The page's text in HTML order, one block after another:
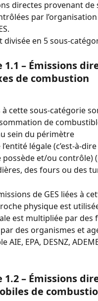
directes provenant de
par
divisée en 5 sous-
1.1 – Émissions
de combustion
à cette sous-catégorie
de
sein du périmètre
légale (c’est-à-dire
possède et/ou contrôle)
des fours ou des
de GES liées à
physique est
est multipliée par des
des organismes et
EPA, DESNZ,
1.2 – Émissions
de